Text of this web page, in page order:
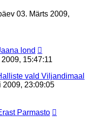
03. Märts 2009,
lond
15:47:11
vald Viljandimaal
2009, 23:09:05
Parmasto